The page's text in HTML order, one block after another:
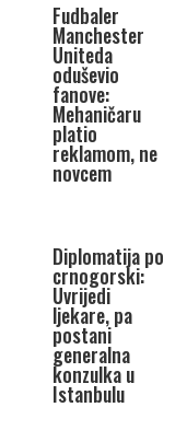
Fudbaler
Manchester
Uniteda
oduševio
fanove:
Mehaničaru
platio
reklamom, ne
novcem
Diplomatija po
crnogorski:
Uvrijedi
ljekare, pa
postani
generalna
konzulka u
Istanbulu